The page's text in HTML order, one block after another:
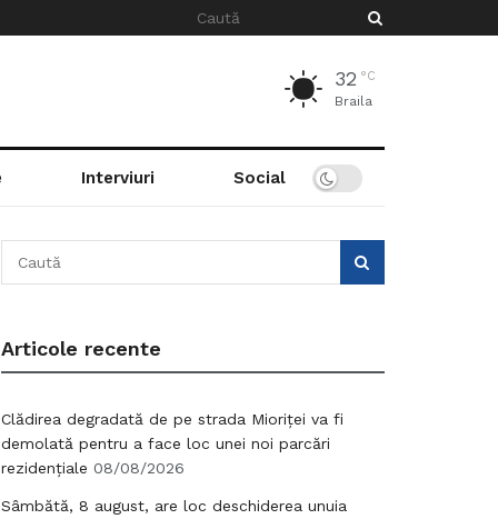
32 °C
Braila
Interviuri Social
Articole recente
Clădirea degradată de pe strada Mioriței va fi
demolată pentru a face loc unei noi parcări
rezidențiale 08/08/2026
Sâmbătă, 8 august, are loc deschiderea unuia